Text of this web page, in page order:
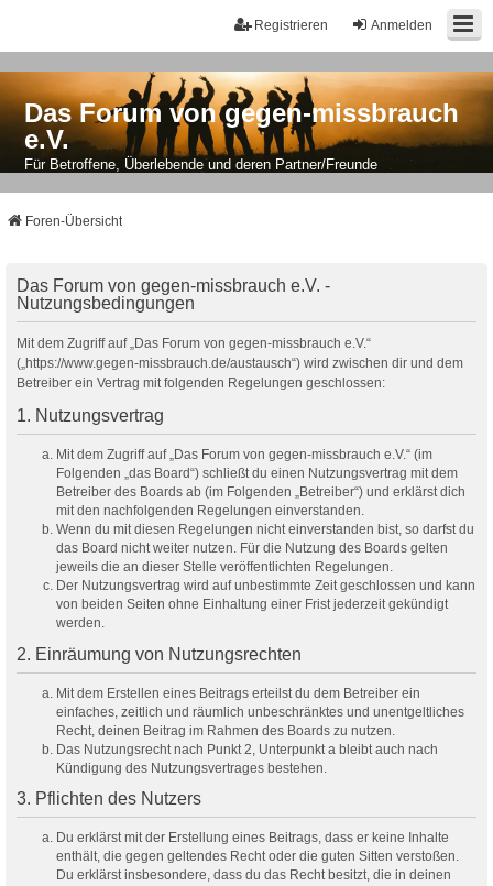
Anmelden
Registrieren
Das Forum von gegen-missbrauch
e.V.
Für Betroffene, Überlebende und deren Partner/Freunde
Foren-Übersicht
Das Forum von gegen-missbrauch e.V. -
Nutzungsbedingungen
Mit dem Zugriff auf „Das Forum von gegen-missbrauch e.V.“
(„https://www.gegen-missbrauch.de/austausch“) wird zwischen dir und dem
Betreiber ein Vertrag mit folgenden Regelungen geschlossen:
1. Nutzungsvertrag
Mit dem Zugriff auf „Das Forum von gegen-missbrauch e.V.“ (im
Folgenden „das Board“) schließt du einen Nutzungsvertrag mit dem
Betreiber des Boards ab (im Folgenden „Betreiber“) und erklärst dich
mit den nachfolgenden Regelungen einverstanden.
Wenn du mit diesen Regelungen nicht einverstanden bist, so darfst du
das Board nicht weiter nutzen. Für die Nutzung des Boards gelten
jeweils die an dieser Stelle veröffentlichten Regelungen.
Der Nutzungsvertrag wird auf unbestimmte Zeit geschlossen und kann
von beiden Seiten ohne Einhaltung einer Frist jederzeit gekündigt
werden.
2. Einräumung von Nutzungsrechten
Mit dem Erstellen eines Beitrags erteilst du dem Betreiber ein
einfaches, zeitlich und räumlich unbeschränktes und unentgeltliches
Recht, deinen Beitrag im Rahmen des Boards zu nutzen.
Das Nutzungsrecht nach Punkt 2, Unterpunkt a bleibt auch nach
Kündigung des Nutzungsvertrages bestehen.
3. Pflichten des Nutzers
Du erklärst mit der Erstellung eines Beitrags, dass er keine Inhalte
enthält, die gegen geltendes Recht oder die guten Sitten verstoßen.
Du erklärst insbesondere, dass du das Recht besitzt, die in deinen